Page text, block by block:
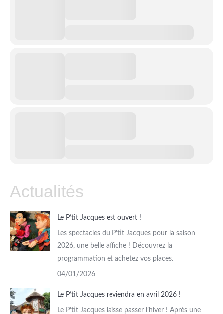
Actualités
Le P’tit Jacques est ouvert !
Les spectacles du P'tit Jacques pour la saison
2026, une belle affiche ! Découvrez la
programmation et achetez vos places.
04/01/2026
Le P’tit Jacques reviendra en avril 2026 !
Le P’tit Jacques laisse passer l’hiver ! Après une